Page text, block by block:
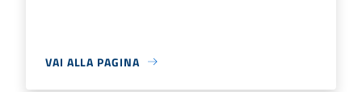
VAI ALLA PAGINA